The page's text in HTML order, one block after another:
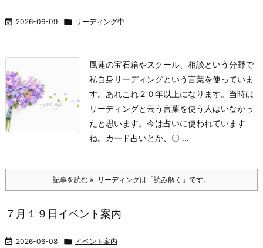
 2026-06-09  リーディング中
風蓮の宝石箱やスクール、相談という分野で
私自身リーディングという言葉を使っていま
す。あれこれ２０年以上になります。当時は
リーディングと云う言葉を使う人はいなかっ
たと思います。 今は占いに使われています
ね。カード占いとか、〇 ...
記事を読む リーディングは「読み解く」です。
７月１９日イベント案内
 2026-06-08  イベント案内